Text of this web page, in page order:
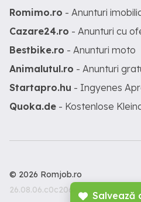
Salvează
Romimo.ro - Anunturi
Cazare24.ro - Anunturi cu
Bestbike.ro - Anunturi moto
Animalutul.ro - Anunturi
Startapro.hu - Ingyenes
Quoka.de - Kostenlose
© 2026 Romjob.ro
26.08.06.c0c206c